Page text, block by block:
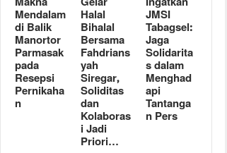
Mendalam
di Balik
Manortor
Parmasak
pada
Resepsi
Pernikaha
n
Halal
Bihalal
Bersama
Fahdrians
yah
Siregar,
Soliditas
dan
Kolaboras
i Jadi
Priori…
JMSI
Tabagsel:
Jaga
Solidarita
s dalam
Menghad
api
Tantanga
n Pers